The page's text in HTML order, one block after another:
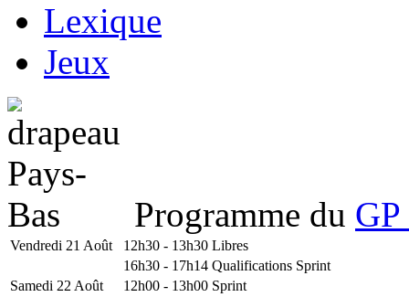
Lexique
Jeux
Programme du
Vendredi 21 Août 12h30 - 13h30 Libres
16h30 - 17h14 Qualifications Sprint
Samedi 22 Août
12h00 - 13h00 Sprint